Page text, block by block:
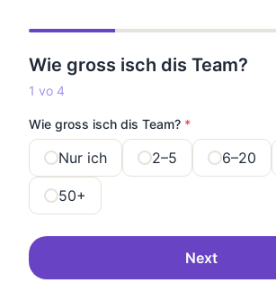
Wie gross isch dis Team?
1 vo 4
Wie gross isch dis Team? *
Nur ich 2–5 6–20
50+
Next